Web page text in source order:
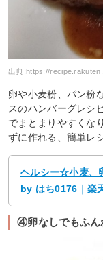
出典:https://
卵や小麦粉、パン粉
スのハンバーグレシ
でまとまりやすくな
ずに作れる、簡単レ
ヘルシー☆小麦、
by はち0176｜楽
④卵なしでもふん